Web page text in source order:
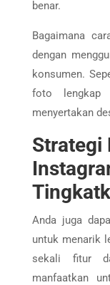
benar.
Bagaimana
dengan
konsumen.
foto lengkap
menyertakan
Strategi
Anda juga
untuk menarik
sekali fitur
manfaatkan